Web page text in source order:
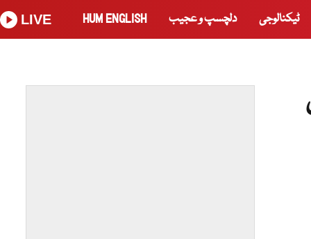
ٹیکنالوجی دلچسپ و عجیب HUM ENGLISH
LIVE